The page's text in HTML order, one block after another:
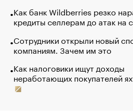
Как банк Wildberries резко
кредиты селлерам до атак на
Сотрудники открыли новый
компаниям. Зачем им это
Как налоговики ищут доходы
неработающих покупателей